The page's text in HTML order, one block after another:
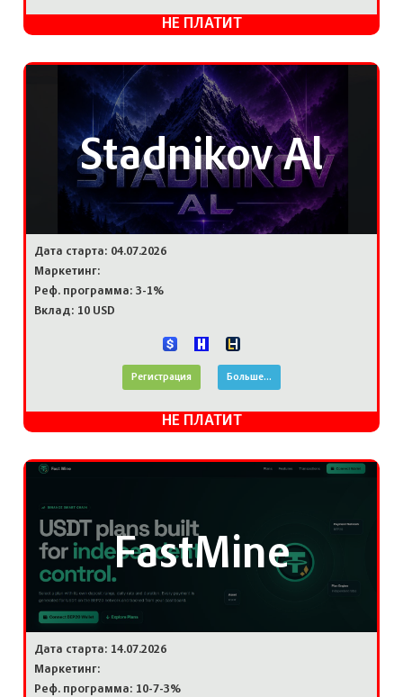
НЕ ПЛАТИТ
Stadnikov Al
Дата старта: 04.07.2026
Маркетинг:
Реф. программа: 3-1%
Вклад: 10 USD
Регистрация Больше...
НЕ ПЛАТИТ
FastMine
Дата старта: 14.07.2026
Маркетинг:
Реф. программа: 10-7-3%